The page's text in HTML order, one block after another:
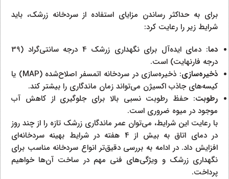
برای به حداکثر رساندن مزایای استفاده از سردخانه زرشک، باید
شرایط زیر را رعایت کرد:
دما
: دمای ایده‌آل برای نگهداری زرشک 4 درجه سانتی‌گراد (39
درجه فارنهایت) است.
ذخیره‌سازی
: ذخیره‌سازی در سردخانه اتمسفر اصلاح‌شده (MAP) یا
کیسه‌های جاذب اکسیژن می‌تواند زمان ماندگاری را بیشتر کند.
رطوبت: حفظ رطوبت نسبی بالا برای جلوگیری از کاهش آب
موجود در میوه ضروری است.
با رعایت این شرایط، می‌توان عمر ماندگاری زرشک تازه را از چند روز
در دمای اتاق به بیش از 4 هفته در شرایط بهینه سردخانه‌ای
افزایش داد. در ادامه به بررسی دقیق‌تر انواع سردخانه مناسب برای
نگهداری زرشک و ویژگی‌های فنی مهم در ساخت آن‌ها خواهیم
پرداخت.